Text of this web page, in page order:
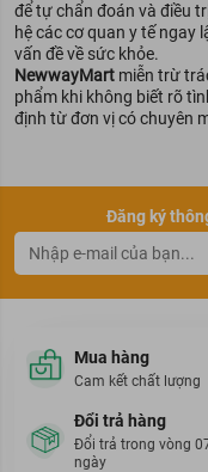
Mặt nạ giúp trắng da
TSodium Sscorbyl
Chất liệu mặt nạ làm từ
vào bề mặt da và đảm
Niacinamide cùng với
hoa hồng đều có tác
Mask REX
Chiết xuất từ rau má,
để tự chẩn đoán và điều
hệ các cơ quan y tế ngay
vấn đề về sức khỏe.
NewwayMart miễn trừ
phẩm khi không biết rõ
định từ đơn vị có chuyên
Đăng ký
Mua hàng
Cam kết chất lượng
Đổi trả hàng
Đổi trả trong vòng
ngày